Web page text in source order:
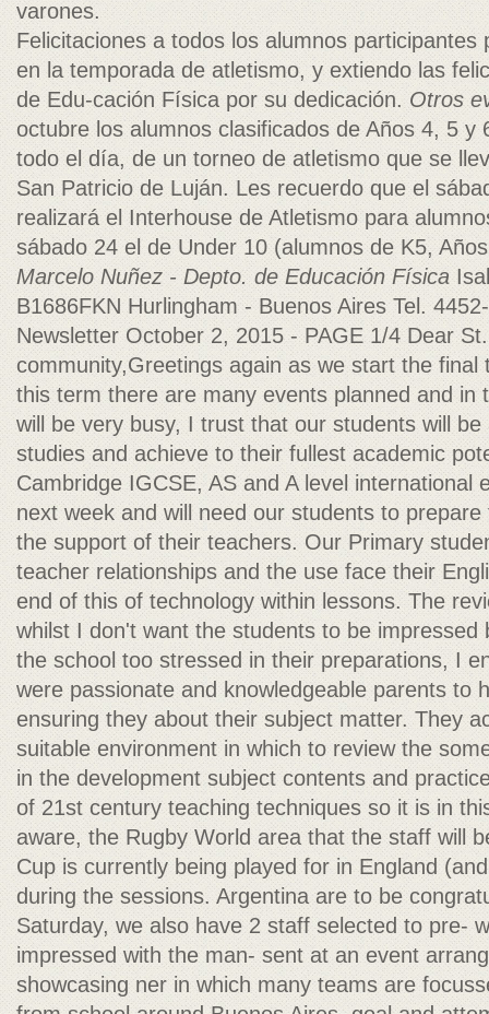
varones.
Felicitaciones a todos los alumnos
en la temporada de atletismo, y extiendo las
de Edu-cación Física por su dedicación. Otros
octubre los alumnos clasificados de Años 4, 5 y
todo el día, de un torneo de atletismo que se
San Patricio de Luján. Les recuerdo que el
realizará el Interhouse de Atletismo para
sábado 24 el de Under 10 (alumnos de K5,
Marcelo Nuñez - Depto. de Educación Física
B1686FKN Hurlingham - Buenos Aires Tel.
Newsletter October 2, 2015 - PAGE 1/4 Dear
community,Greetings again as we start the
this term there are many events planned and in
will be very busy, I trust that our students will
studies and achieve to their fullest academic
Cambridge IGCSE, AS and A level international
next week and will need our students to
the support of their teachers. Our Primary
teacher relationships and the use face their
end of this of technology within lessons. The
whilst I don't want the students to be impressed
the school too stressed in their preparations, I
were passionate and knowledgeable parents to
ensuring they about their subject matter. They
suitable environment in which to review the
in the development subject contents and
of 21st century teaching techniques so it is in
aware, the Rugby World area that the staff will
Cup is currently being played for in England
during the sessions. Argentina are to be
Saturday, we also have 2 staff selected to pre-
impressed with the man- sent at an event
showcasing ner in which many teams are